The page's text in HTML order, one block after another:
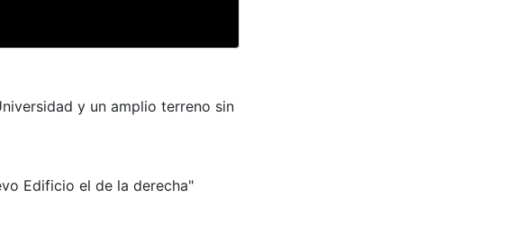
y un amplio terreno sin
Edificio el de la derecha"